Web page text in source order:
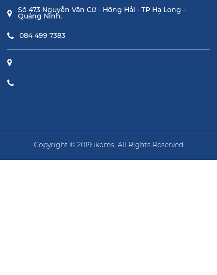
Số 473 Nguyễn Văn Cừ - Hồng Hải - TP Hạ Long -
Quảng Ninh.
084 499 7383
Copyright © 2019 ikoms. All Rights Reserved